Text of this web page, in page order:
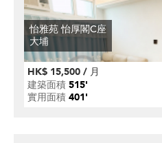
怡雅苑 怡厚閣C座
大埔
HK$ 15,500 / 月
建築面積 515'
實用面積 401'